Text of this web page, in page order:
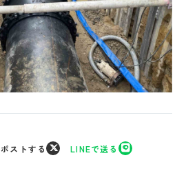
ポストする LINEで送る